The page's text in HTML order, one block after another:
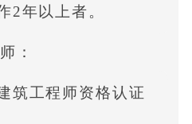
2年以上者。
：
筑工程师资格认证